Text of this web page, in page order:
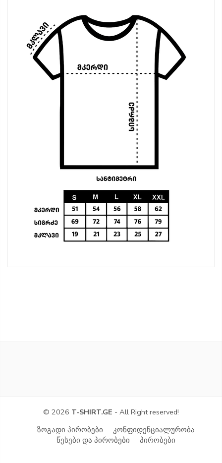
© 2026 T-SHIRT.GE - All Right reserved!
ზოგადი პირობები
კონფიდენციალურობა
წესები და პირობები
პირობები